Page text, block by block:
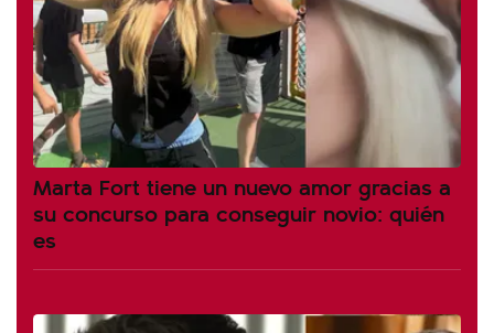
Marta Fort tiene un nuevo amor gracias a
su concurso para conseguir novio: quién
es